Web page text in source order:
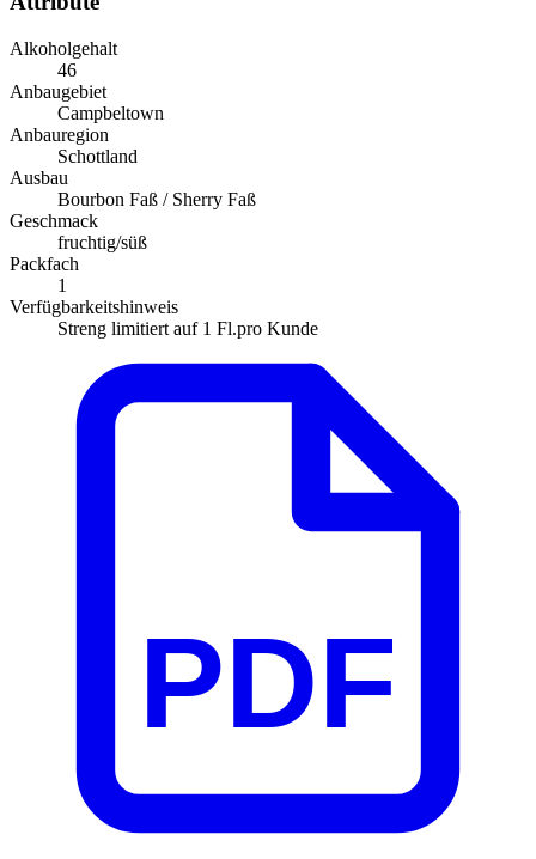
Alkoholgehalt
46
Anbaugebiet
Campbeltown
Anbauregion
Schottland
Ausbau
Bourbon Faß / Sherry Faß
Geschmack
fruchtig/süß
Packfach
1
Verfügbarkeitshinweis
Streng limitiert auf 1 Fl.pro Kunde
PDF